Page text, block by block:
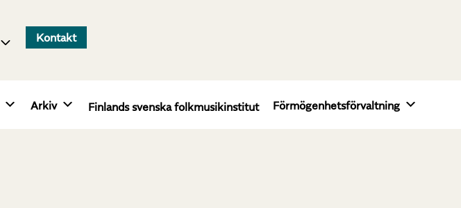
Kontakt
Arkiv Finlands svenska folkmusikinstitut Förmögenhetsförvaltning